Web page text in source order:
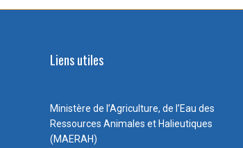
Liens utiles
Ministère de l’Agriculture, de l’Eau des
Ressources Animales et Halieutiques
(MAERAH)